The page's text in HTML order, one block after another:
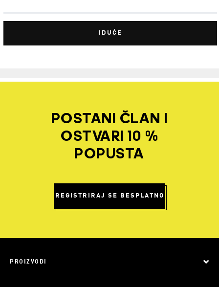
IDUĆE
POSTANI ČLAN I
OSTVARI 10 %
POPUSTA
REGISTRIRAJ SE BESPLATNO
PROIZVODI